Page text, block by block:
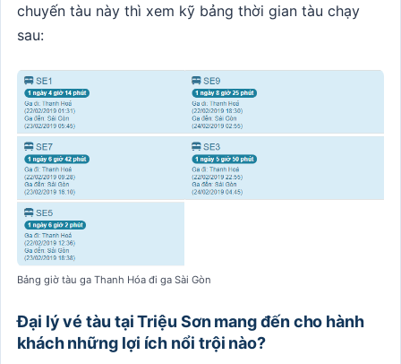
chuyến tàu này thì xem kỹ bảng thời gian tàu chạy
sau:
Bảng giờ tàu ga Thanh Hóa đi ga Sài Gòn
Đại lý vé tàu tại Triệu Sơn mang đến cho hành
khách những lợi ích nổi trội nào?